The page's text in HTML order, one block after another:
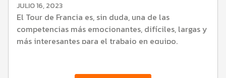
JULIO 16, 2023
El Tour de Francia es, sin duda, una de las
competencias más emocionantes, difíciles, largas y
más interesantes para el trabajo en equipo.